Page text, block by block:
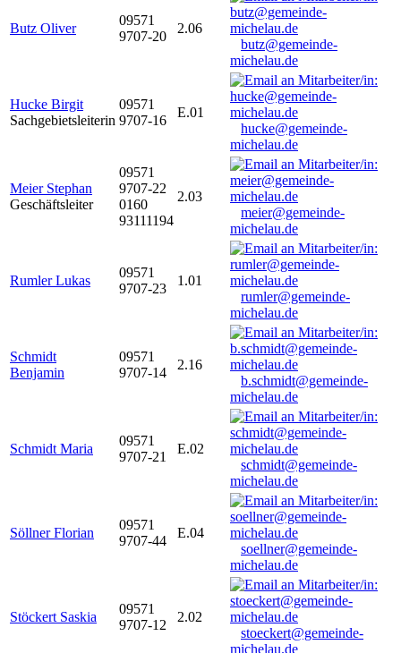
Butz Oliver
09571
9707-20
2.06
butz@gemeinde-
michelau.de
Hucke Birgit
Sachgebietsleiterin
09571
9707-16
E.01
hucke@gemeinde-
michelau.de
Meier Stephan
Geschäftsleiter
09571
9707-22
0160
93111194
2.03
meier@gemeinde-
michelau.de
Rumler Lukas
09571
9707-23
1.01
rumler@gemeinde-
michelau.de
Schmidt
Benjamin
09571
9707-14
2.16
b.schmidt@gemeinde-
michelau.de
Schmidt Maria
09571
9707-21
E.02
schmidt@gemeinde-
michelau.de
Söllner Florian
09571
9707-44
E.04
soellner@gemeinde-
michelau.de
Stöckert Saskia
09571
9707-12
2.02
stoeckert@gemeinde-
michelau.de